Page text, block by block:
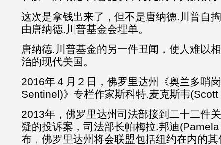
这次是拿钱出来了，但不是唐纳德.川普自
由唐纳德.川普基金会埋单。
唐纳德.川普基金的另一件丑闻，使人难以
治的现代美国。
2016年４月２日，佛罗里达州《奥兰多哨
Sentinel)》专栏作家斯科特.麦克斯韦
2013年，佛罗里达州司法部接到二十二件
疑的投诉案，司法部长帕梅拉.邦迪
布，佛罗里达州将会联盟包括纽约在内的